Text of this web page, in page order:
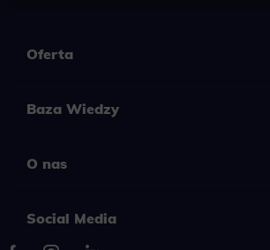
Oferta
Baza Wiedzy
O nas
Social Media